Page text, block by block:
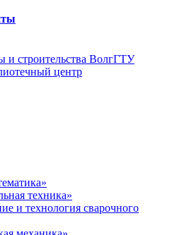
и строительства ВолгГТУ
центр
техника»
и технология сварочного